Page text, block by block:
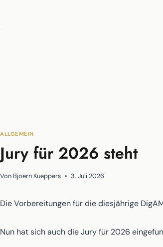
ALLGEMEIN
Jury für 2026 steht
Von Bjoern Kueppers 3. Juli 2026
Die Vorbereitungen für die diesjährige
Nun hat sich auch die Jury für 2026